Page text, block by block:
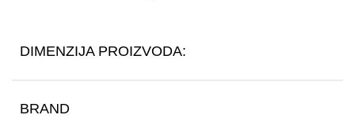
Održavanje: Nakon upotrebe, operite praško toplom
DIMENZIJA PROIZVODA:
BRAND